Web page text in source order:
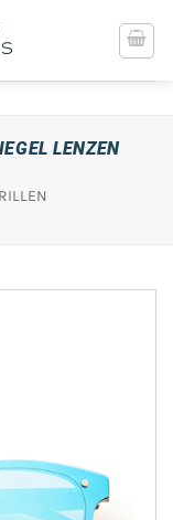
LENZEN